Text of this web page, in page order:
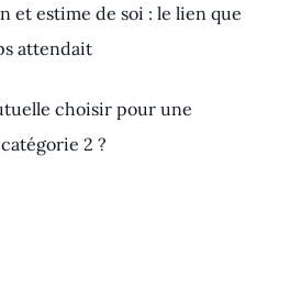
et estime de soi : le lien que
attendait
choisir pour une
2 ?